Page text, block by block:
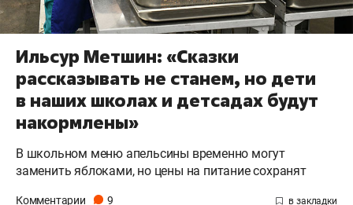
Ильсур Метшин: «Сказки
рассказывать не станем, но дети
в наших школах и детсадах будут
накормлены»
В школьном меню апельсины временно могут
заменить яблоками, но цены на питание сохранят
Комментарии 9